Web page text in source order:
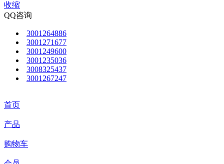
收缩
QQ咨询
3001264886
3001271677
3001249600
3001235036
3008325437
3001267247
首页
产品
购物车